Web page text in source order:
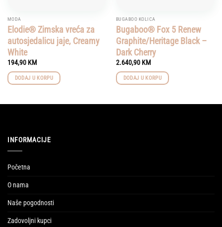
MODA
Elodie® Zimska vreća za
autosjedalicu jaje, Creamy
White
194,90 KM
DODAJ U KORPU
BUGABOO KOLICA
Bugaboo® Fox 5 Renew
Graphite/Heritage Black –
Dark Cherry
2.640,90 KM
DODAJ U KORPU
INFORMACIJE
Početna
O nama
Naše pogodnosti
Zadovoljni kupci